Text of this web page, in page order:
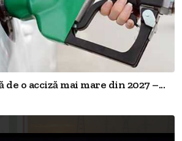
o acciză mai mare din 2027 –...